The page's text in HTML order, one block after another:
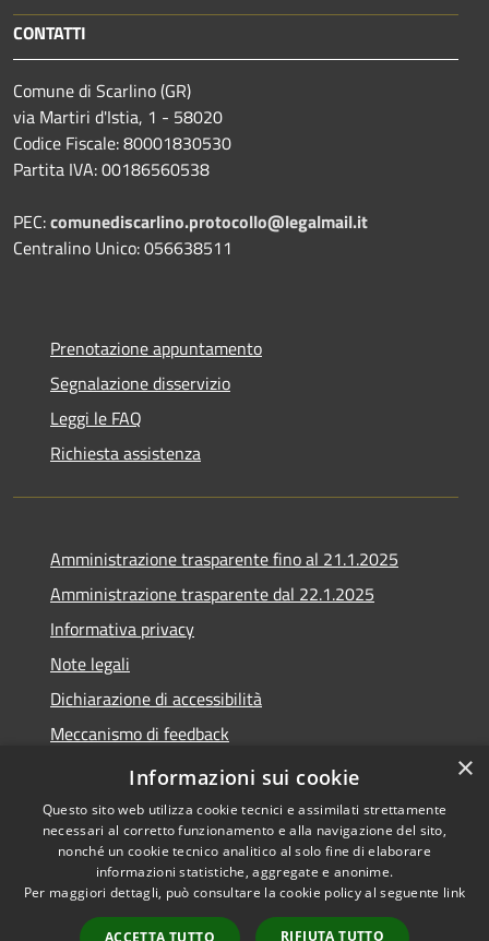
CONTATTI
Comune di Scarlino (GR)
via Martiri d'Istia, 1 - 58020
Codice Fiscale: 80001830530
Partita IVA: 00186560538
PEC:comunediscarlino.protocollo@legalmail.it
Centralino Unico: 056638511
Prenotazione appuntamento
Segnalazione disservizio
Leggi le FAQ
Richiesta assistenza
Amministrazione trasparente fino al 21.1.2025
Amministrazione trasparente dal 22.1.2025
Informativa privacy
Note legali
Dichiarazione di accessibilità
Meccanismo di feedback
Whistleblowing
Accessibilità
Copyright © 2020 •
Comune di Scarlino •
Powered byMunicipium
×
Informazioni sui cookie
Questo sito web utilizza cookie tecnici e assimilati strettamente
necessari al corretto funzionamento e alla navigazione del sito,
nonché un cookie tecnico analitico al solo fine di elaborare
informazioni statistiche, aggregate e anonime.
Per maggiori dettagli, può consultare la cookie policy al seguente link
ACCETTA TUTTO RIFIUTA TUTTO